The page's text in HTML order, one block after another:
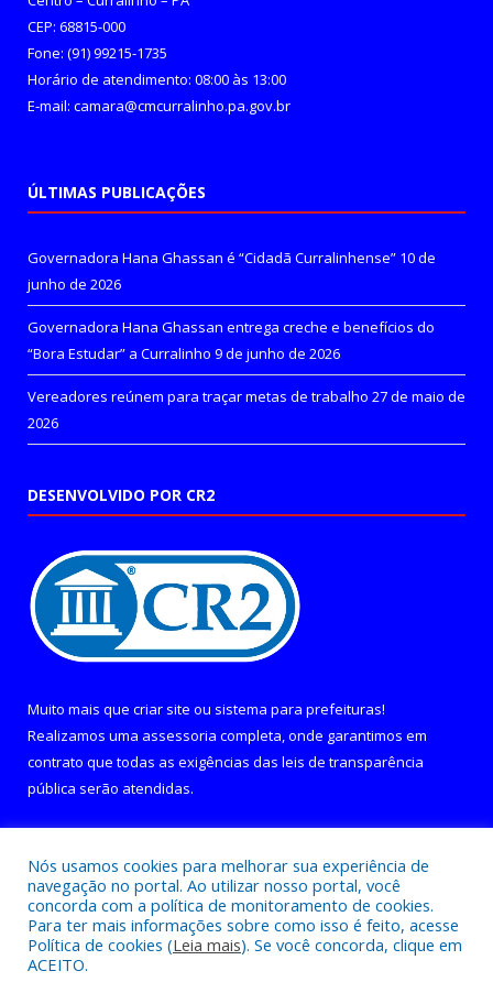
CEP: 68815-000
Fone: (91) 99215-1735
Horário de atendimento: 08:00 às 13:00
E-mail: camara@cmcurralinho.pa.gov.br
ÚLTIMAS PUBLICAÇÕES
Governadora Hana Ghassan é “Cidadã Curralinhense” 10 de
junho de 2026
Governadora Hana Ghassan entrega creche e benefícios do
“Bora Estudar” a Curralinho 9 de junho de 2026
Vereadores reúnem para traçar metas de trabalho 27 de maio de
2026
DESENVOLVIDO POR CR2
Muito mais que criar site ou sistema para prefeituras!
Realizamos uma assessoria completa, onde garantimos em
contrato que todas as exigências das leis de transparência
pública serão atendidas.
Todos os direitos reservados a Câmara Municipal de Curralinho.
Nós usamos cookies para melhorar sua experiência de
navegação no portal. Ao utilizar nosso portal, você
concorda com a política de monitoramento de cookies.
Para ter mais informações sobre como isso é feito, acesse
Política de cookies (Leia mais). Se você concorda, clique em
ACEITO.